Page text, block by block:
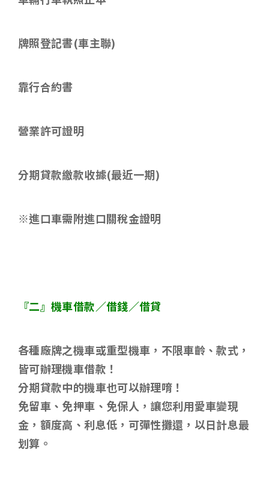
牌照登記書(車主聯)
靠行合約書
營業許可證明
分期貸款繳款收據(最近一期)
※進口車需附進口關稅金證明
『二』機車借款／借錢／借貸
各種廠牌之機車或重型機車，不限車齡、款式，
皆可辦理機車借款！
分期貸款中的機車也可以辦理唷！
免留車、免押車、免保人，讓您利用愛車變現
金，額度高、利息低，可彈性攤還，以日計息最
划算。